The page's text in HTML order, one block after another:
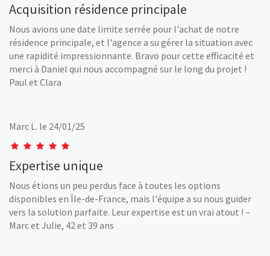
Acquisition résidence principale
Nous avions une date limite serrée pour l'achat de notre
résidence principale, et l'agence a su gérer la situation avec
une rapidité impressionnante. Bravo pour cette efficacité et
merci à Daniel qui nous accompagné sur le long du projet !
Paul et Clara
Marc L. le 24/01/25
Expertise unique
Nous étions un peu perdus face à toutes les options
disponibles en Île-de-France, mais l'équipe a su nous guider
vers la solution parfaite. Leur expertise est un vrai atout ! –
Marc et Julie, 42 et 39 ans